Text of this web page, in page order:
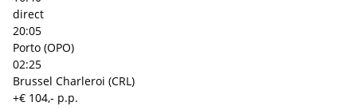
direct
20:05
Porto (OPO)
02:25
Brussel Charleroi (CRL)
+€ 104,- p.p.